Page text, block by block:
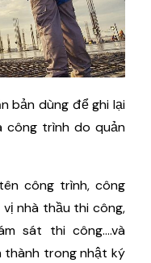
bản dùng để ghi lại
công trình do quản
công trình, công
nhà thầu thi công,
sát thi công….và
thành trong nhật ký